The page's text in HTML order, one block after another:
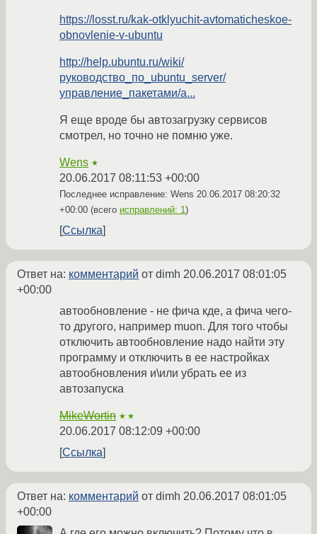
https://losst.ru/kak-otklyuchit-avtomaticheskoe-
obnovlenie-v-ubuntu
http://help.ubuntu.ru/wiki/
руководство_по_ubuntu_server/
управление_пакетами/a...
Я еще вроде бы автозагрузку сервисов
смотрел, но точно не помню уже.
Wens ★
20.06.2017 08:11:53 +00:00
Последнее исправление: Wens 20.06.2017 08:20:32
+00:00 (всего исправлений: 1)
Ссылка
Ответ на: комментарий от dimh 20.06.2017 08:01:05
+00:00
автообновление - не фича кде, а фича чего-
то другого, например muon. Для того чтобы
отключить автообновление надо найти эту
программу и отключить в ее настройках
автообновления и\или убрать ее из
автозапуска
MikeWortin ★★
20.06.2017 08:12:09 +00:00
Ссылка
Ответ на: комментарий от dimh 20.06.2017 08:01:05
+00:00